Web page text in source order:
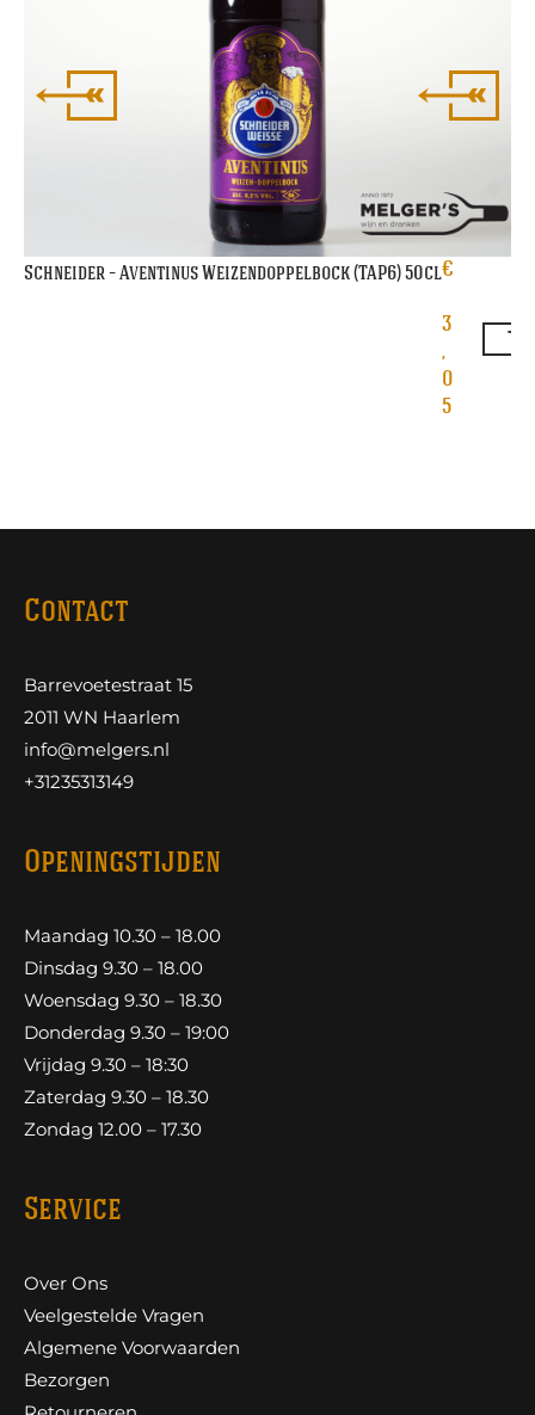
Schneider – Aventinus Weizendoppelbock (TAP6) 50cl€
3
,
0
5
Contact
Barrevoetestraat 15
2011 WN Haarlem
info@melgers.nl
+31235313149
Openingstijden
Maandag 10.30 – 18.00
Dinsdag 9.30 – 18.00
Woensdag 9.30 – 18.30
Donderdag 9.30 – 19:00
Vrijdag 9.30 – 18:30
Zaterdag 9.30 – 18.30
Zondag 12.00 – 17.30
Service
Over Ons
Veelgestelde Vragen
Algemene Voorwaarden
Bezorgen